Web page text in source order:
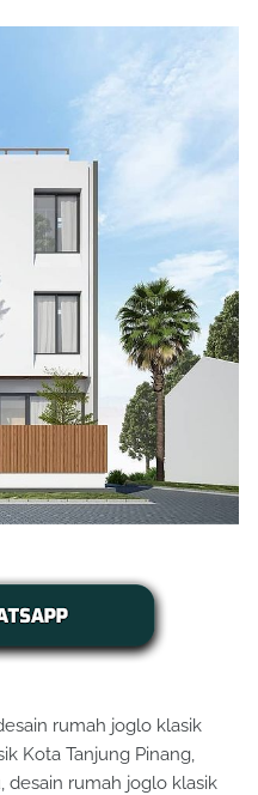
rumah joglo klasik
Kota Tanjung Pinang,
desain rumah joglo klasik